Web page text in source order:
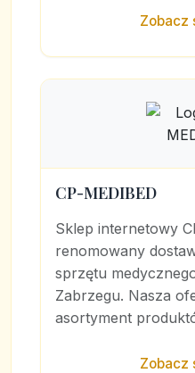
Zobacz
CP-MEDIBED
Sklep internetowy
renomowany
sprzętu
Zabrzegu. Nasza
asortyment
Zobacz